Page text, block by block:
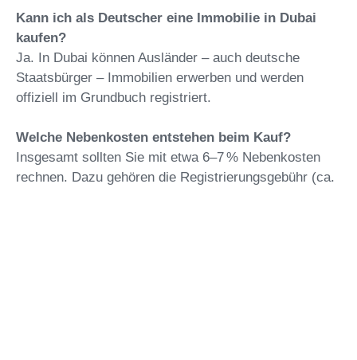
Kann ich als Deutscher eine Immobilie in Dubai
kaufen?
Ja. In Dubai können Ausländer – auch deutsche
Staatsbürger – Immobilien erwerben und werden
offiziell im Grundbuch registriert.
Welche Nebenkosten entstehen beim Kauf?
Insgesamt sollten Sie mit etwa 6–7 % Nebenkosten
rechnen. Dazu gehören die Registrierungsgebühr (ca.